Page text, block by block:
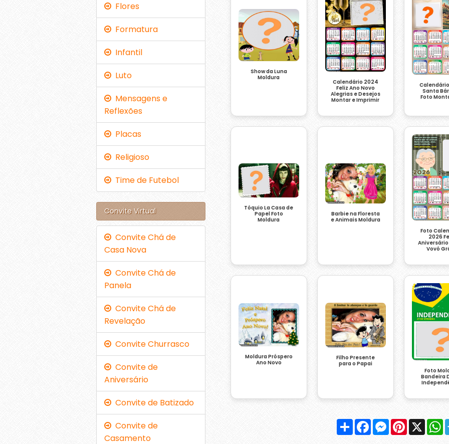
Show da Luna
Moldura
Calendário 2024
Feliz Ano Novo
Alegrias e Desejos
Montar e Imprimir
Santa
Foto
Tóquio La Casa de
Papel Foto
Moldura
Barbie na Floresta
e Animais Moldura
Foto
2026
Vovó
Moldura Próspero
Ano Novo
Filho Presente
para o Papai
Foto
Bandeira
Compartilhar
FacebookMessenger
Pinterest
X
Flores
Formatura
Infantil
Luto
Mensagens e
Reflexões
Placas
Religioso
Time de Futebol
Convite Virtual
Convite Chá de
Casa Nova
Convite Chá de
Panela
Convite Chá de
Revelação
Convite Churrasco
Convite de
Aniversário
Convite de Batizado
Convite de
Casamento